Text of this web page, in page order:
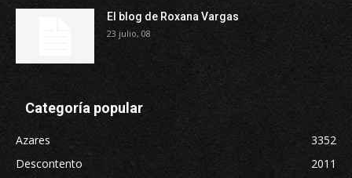
El blog de Roxana Vargas
23 julio, 08
Categoría popular
Azares
3352
Descontento
2011